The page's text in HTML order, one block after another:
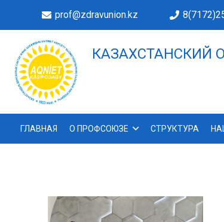
prof@zdravunion.kz
КАЗАХСТАНСКИЙ
ГЛАВНАЯ О ПРОФСОЮЗЕ СТРУКТУРА